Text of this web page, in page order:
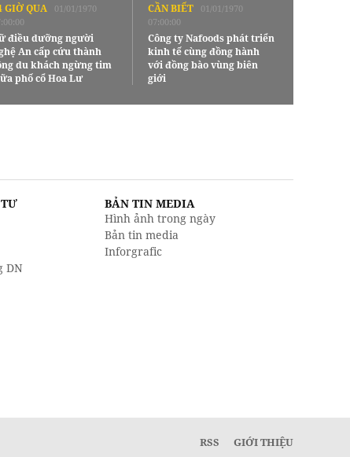
GIỜ QUA
01/01/1970
điều dưỡng người
An cấp cứu thành
du khách ngừng tim
phố cổ Hoa Lư
CẦN BIẾT
01/01/1970
07:00:00
Công ty Nafoods phát triển
kinh tế cùng đồng hành
với đồng bào vùng biên
giới
DN
BẢN TIN MEDIA
Hình ảnh trong ngày
Bản tin media
Inforgrafic
RSS GIỚI THIỆU